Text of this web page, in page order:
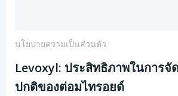
นโยบายความเป็นส่วนตัว
Levoxyl: ประสิทธิภาพในการจั
ปกติของต่อมไทรอยด์